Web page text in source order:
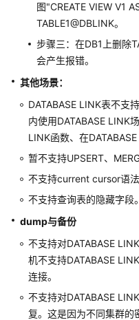
_V2.0-
10.x）
优
南
参
考
最
佳
实
性
能
白
皮
图"CREATE VIEW V1
TABLE1@DBLINK。
步骤三：在DB1上删除
会产生报错。
其他场景：
DATABASE LINK表不支
内使用DATABASE LINK
LINK函数、在
暂不支持UPSERT、
不支持current cursor语法
不支持查询表的隐藏字段。
dump与备份
不支持对DATABASE
机不支持DATABASE
连接。
不支持对DATABASE
复。这是因为不同集群的